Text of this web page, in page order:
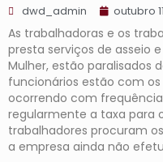
dwd_admin outubro
As trabalhadoras e os
presta serviços de asseio
Mulher, estão paralisados
funcionários estão com
ocorrendo com
regularmente a taxa para
trabalhadores procuram
a empresa ainda não